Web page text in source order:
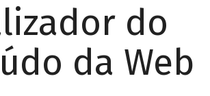
do
da Web